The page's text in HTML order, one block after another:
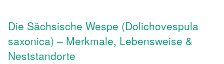
Die Sächsische Wespe (Dolichovespula
saxonica) – Merkmale, Lebensweise &
Neststandorte